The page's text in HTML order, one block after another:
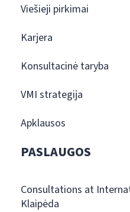
Viešieji pirkimai
Karjera
Konsultacinė taryba
VMI strategija
Apklausos
PASLAUGOS
Consultations at
Klaipėda